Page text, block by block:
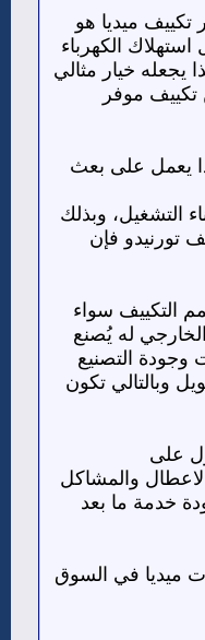
تكييف ميديا هو
الكهرباء
يجعله خيار مثالي
تكييف موفر
يعمل على بعث
التشغيل، وبذلك
تورنيدو فإن
التكييف سواء
له يُصنع
وجودة التصنيع
وبالتالي تكون
على
والمشاكل
خدمة ما بعد
ميديا في السوق